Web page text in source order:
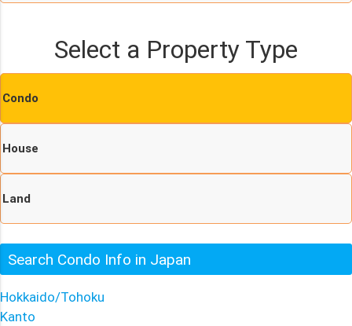
Select a Property Type
Condo
House
Land
Search Condo Info in Japan
Hokkaido/Tohoku
Kanto